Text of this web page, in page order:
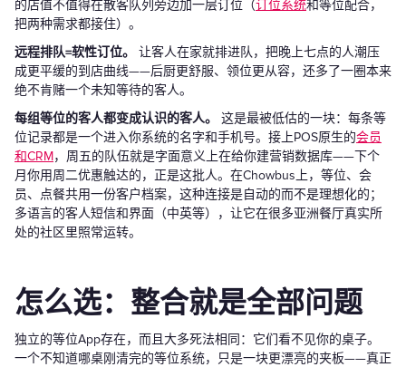
的店值不值得在散客队列旁边加一层订位（订位系统和等位配合，
把两种需求都接住）。
远程排队=软性订位。
让客人在家就排进队，把晚上七点的人潮压
成更平缓的到店曲线——后厨更舒服、领位更从容，还多了一圈本来
绝不肯赌一个未知等待的客人。
每组等位的客人都变成认识的客人。
这是最被低估的一块：每条等
位记录都是一个进入你系统的名字和手机号。接上POS原生的会员
和CRM，周五的队伍就是字面意义上在给你建营销数据库——下个
月你用周二优惠触达的，正是这批人。在Chowbus上，等位、会
员、点餐共用一份客户档案，这种连接是自动的而不是理想化的；
多语言的客人短信和界面（中英等），让它在很多亚洲餐厅真实所
处的社区里照常运转。
怎么选：整合就是全部问题
独立的等位App存在，而且大多死法相同：它们看不见你的桌子。
一个不知道哪桌刚清完的等位系统，只是一块更漂亮的夹板——真正